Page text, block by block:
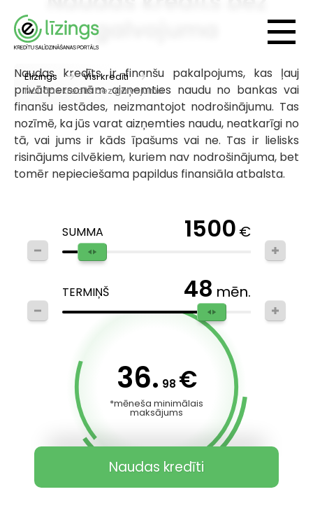
Elizings
Visi kredīti
Naudas kredīts bez galvojuma
galvojuma
Naudas kredīts ir finanšu pakalpojums, kas ļauj
privātpersonām aizņemties naudu no bankas vai
finanšu iestādes, neizmantojot nodrošinājumu. Tas
nozīmē, ka jūs varat aizņemties naudu, neatkarīgi no
tā, vai jums ir kāds īpašums vai ne. Tas ir lielisks
risinājums cilvēkiem, kuriem nav nodrošinājuma, bet
tomēr nepieciešama papildus finansiāla atbalsta.
SUMMA 1500 €
TERMIŅŠ 48 mēn.
36. 98 €
*mēneša minimālais
maksājums
Naudas kredīti